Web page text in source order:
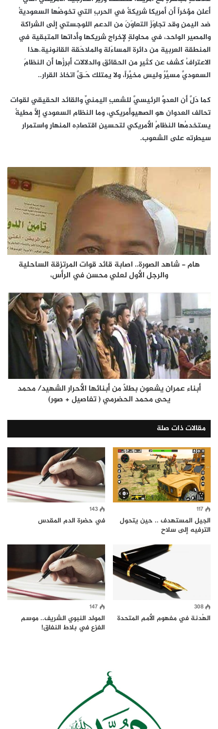
أعلن مؤخراً أن أمريكا شريكةٌ في الحربِ التي تخوضُها السعوديةُ
ضد اليمنِ وقد تجاوَزَ التعاوَنَ من الدعم اللوجستي إلَى الشراكة
والمصير الواحد، في محاولةٍ لإخراج شريكها وأداتها المتبقية في
المنطقة العربية من دائرة المساءَلة والملاحَقة القانونية.هذا
الاعترافُ كشف عن كثيرٍ من الحقائق والدلالات أبرزُها أن النظامَ
السعوديَّ مسيَّرٌ وليس مخيَّراً، ولا يمتلك حَـقَّ اتخاذ القرار..
كما دَلَّ أن العدوَّ الرئيسيَّ للشعبِ اليمنيِّ والقائد الحقيقي لقوات
تحالف العدوان هو الصهيوأمريكي، وما النظام السعودي إلَّا مطيةٌ
يستخدمُها النظامُ الأمريكي لتحسينِ اقتصادِه المنهارِ واستمرار
سيطرته على الشعوب.
هام - شاهد الصورة.. اصابة قائد قوات المرتزقة الساحلية
والرجل الأول لعلي محسن في الرأس،
أبناء عمران يشعون بطلاً من أبنائها الأحرار الشهيد/ محمد
يحى محمد الحضرمي ( تفاصيل + صور)
مقالات ذات صلة
117
الجيل المستهدف .. حين يتحول
الترفيه إلى سلاح
143
في حضرة الدم المقدس
308
الهُدنة في مفهوم الأمم المتحدة
147
المولد النبوي الشريف.. موسم
الفزع في بلاط النفاق!